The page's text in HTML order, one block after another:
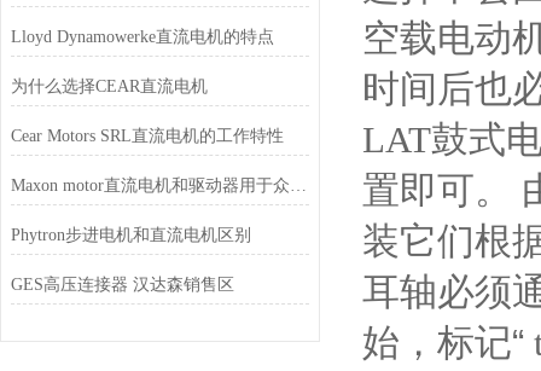
Lloyd Dynamowerke直流电机的特点
为什么选择CEAR直流电机
Cear Motors SRL直流电机的工作特性
Maxon motor直流电机和驱动器用于众多医疗应用中
Phytron步进电机和直流电机区别
GES高压连接器 汉达森销售区
空载电动
时间后也
LAT鼓式
置即可。
装它们根
耳轴必须
始，标记“